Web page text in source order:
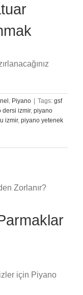
, Piyano Tags: gsf
dersi izmir, piyano
izmir, piyano yetenek
için Piyano